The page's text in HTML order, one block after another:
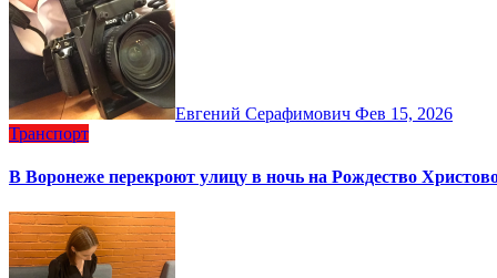
Евгений Серафимович Фев 15, 2026
Транспорт
В Воронеже перекроют улицу в ночь на Рождество